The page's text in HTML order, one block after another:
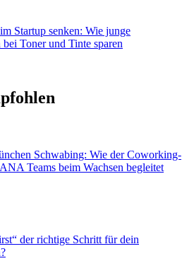
Startup senken: Wie junge
Toner und Tinte sparen
Schwabing: Wie der Coworking-
Teams beim Wachsen begleitet
der richtige Schritt für dein